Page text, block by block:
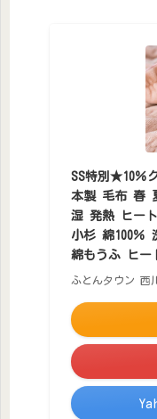
SS特別★10％
本製 毛布 春
湿 発熱 ヒー
小杉 綿100％
綿もうふ ヒー
ふとんタウン 西